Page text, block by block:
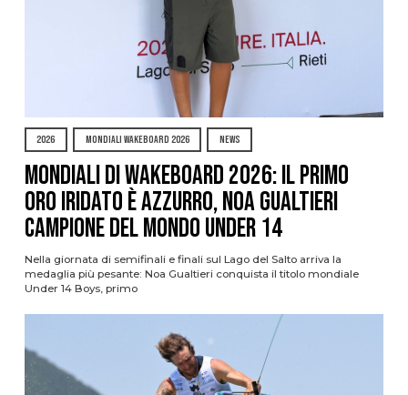
2026 MONDIALI WAKEBOARD 2026 NEWS
Mondiali di Wakeboard 2026: il primo
oro iridato è azzurro, Noa Gualtieri
campione del mondo Under 14
Nella giornata di semifinali e finali sul Lago del Salto arriva la
medaglia più pesante: Noa Gualtieri conquista il titolo mondiale
Under 14 Boys, primo